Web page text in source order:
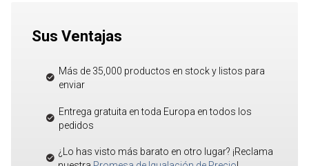
Sus Ventajas
Más de 35,000 productos en stock y listos para
enviar
Entrega gratuita en toda Europa en todos los
pedidos
¿Lo has visto más barato en otro lugar? ¡Reclama